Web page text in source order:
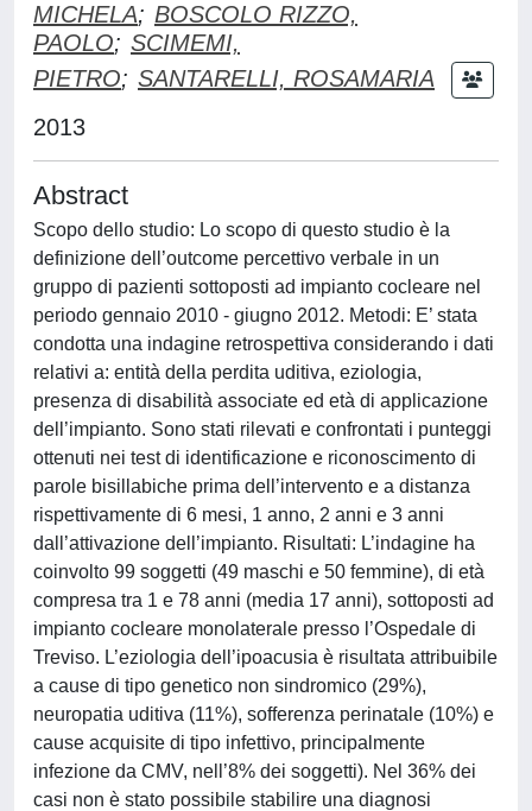
MICHELA; BOSCOLO RIZZO,
PAOLO; SCIMEMI,
PIETRO; SANTARELLI, ROSAMARIA
2013
Abstract
Scopo dello studio: Lo scopo di questo studio è la
definizione dell’outcome percettivo verbale in un
gruppo di pazienti sottoposti ad impianto cocleare nel
periodo gennaio 2010 - giugno 2012. Metodi: E’ stata
condotta una indagine retrospettiva considerando i dati
relativi a: entità della perdita uditiva, eziologia,
presenza di disabilità associate ed età di applicazione
dell’impianto. Sono stati rilevati e confrontati i punteggi
ottenuti nei test di identificazione e riconoscimento di
parole bisillabiche prima dell’intervento e a distanza
rispettivamente di 6 mesi, 1 anno, 2 anni e 3 anni
dall’attivazione dell’impianto. Risultati: L’indagine ha
coinvolto 99 soggetti (49 maschi e 50 femmine), di età
compresa tra 1 e 78 anni (media 17 anni), sottoposti ad
impianto cocleare monolaterale presso l’Ospedale di
Treviso. L’eziologia dell’ipoacusia è risultata attribuibile
a cause di tipo genetico non sindromico (29%),
neuropatia uditiva (11%), sofferenza perinatale (10%) e
cause acquisite di tipo infettivo, principalmente
infezione da CMV, nell’8% dei soggetti). Nel 36% dei
casi non è stato possibile stabilire una diagnosi